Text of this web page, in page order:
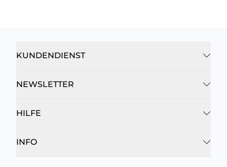
KUNDENDIENST
NEWSLETTER
HILFE
INFO